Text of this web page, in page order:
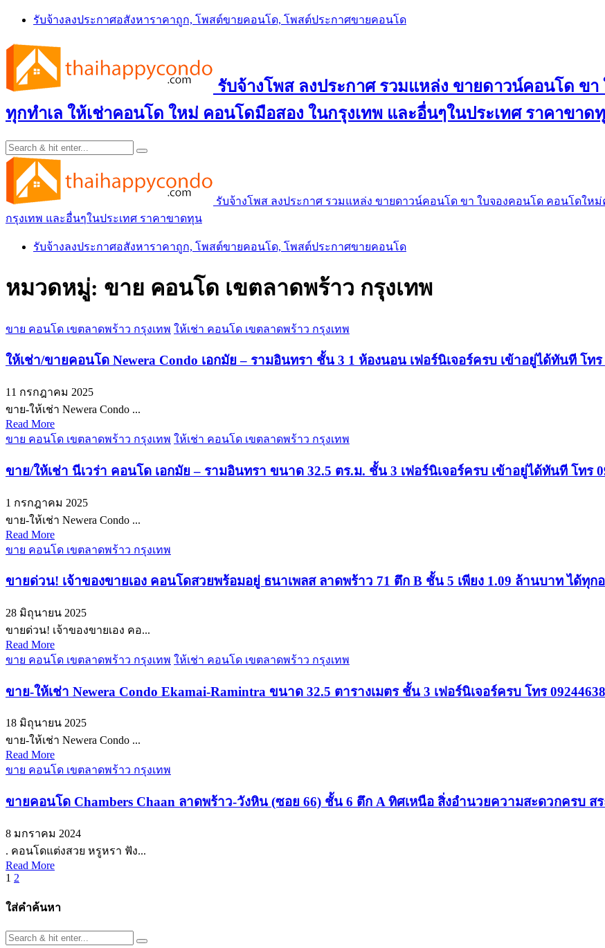
Skip
content
รับจ้างลงประกาศอสังหาราคาถูก, โพสต์ขายคอนโด, โพสต์ประกาศขายคอนโด
รับจ้างโพส ลงประกาศ รวมแหล่ง ขายดาวน์คอนโด ข
ทุกทำเล ให้เช่าคอนโด ใหม่ คอนโดมือสอง ในกรุงเทพ และอื่นๆในประเทศ ราคาขาด
รับจ้างโพส ลงประกาศ รวมแหล่ง ขายดาวน์คอนโด ขา ใบจองคอนโด คอนโดให
กรุงเทพ และอื่นๆในประเทศ ราคาขาดทุน
รับจ้างลงประกาศอสังหาราคาถูก, โพสต์ขายคอนโด, โพสต์ประกาศขายคอนโด
หมวดหมู่: ขาย คอนโด เขตลาดพร้าว กรุงเทพ
ขาย คอนโด เขตลาดพร้าว กรุงเทพ ให้เช่า คอนโด เขตลาดพร้าว กรุงเทพ
ให้เช่า/ขายคอนโด Newera Condo เอกมัย – รามอินทรา ชั้น 3 1 ห้องนอน เฟอร์นิเจอร์ครบ เข้าอยู่ได้ทันที โทร
11 กรกฎาคม 2025
ขาย-ให้เช่า Newera Condo ...
Read More
ขาย คอนโด เขตลาดพร้าว กรุงเทพ ให้เช่า คอนโด เขตลาดพร้าว กรุงเทพ
ขาย/ให้เช่า นีเวร่า คอนโด เอกมัย – รามอินทรา ขนาด 32.5 ตร.ม. ชั้น 3 เฟอร์นิเจอร์ครบ เข้าอยู่ได้ทันที โทร
1 กรกฎาคม 2025
ขาย-ให้เช่า Newera Condo ...
Read More
ขาย คอนโด เขตลาดพร้าว กรุงเทพ
ขายด่วน! เจ้าของขายเอง คอนโดสวยพร้อมอยู่ ธนาเพลส ลาดพร้าว 71 ตึก B ชั้น 5 เพียง 1.09 ล้านบาท ได้ทุกอ
28 มิถุนายน 2025
ขายด่วน! เจ้าของขายเอง คอ...
Read More
ขาย คอนโด เขตลาดพร้าว กรุงเทพ ให้เช่า คอนโด เขตลาดพร้าว กรุงเทพ
ขาย-ให้เช่า Newera Condo Ekamai-Ramintra ขนาด 32.5 ตารางเมตร ชั้น 3 เฟอร์นิเจอร์ครบ โทร
18 มิถุนายน 2025
ขาย-ให้เช่า Newera Condo ...
Read More
ขาย คอนโด เขตลาดพร้าว กรุงเทพ
ขายคอนโด Chambers Chaan ลาดพร้าว-วังหิน (ซอย 66) ชั้น 6 ตึก A ทิศเหนือ สิ่งอำนวยความสะดวกครบ สร
8 มกราคม 2024
. คอนโดแต่งสวย หรูหรา ฟัง...
Read More
Posts
pagination
1 2
ใส่คำค้นหา